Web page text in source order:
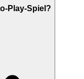
Play-Spiel?